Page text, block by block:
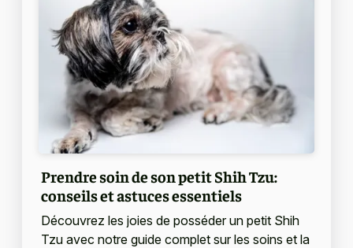
Prendre soin de son petit Shih Tzu:
conseils et astuces essentiels
Découvrez les joies de posséder un petit Shih
Tzu avec notre guide complet sur les soins et la